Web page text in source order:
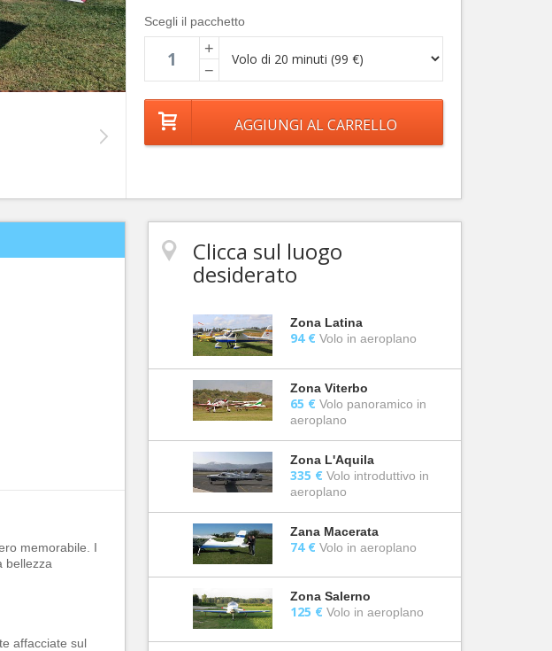
Scegli il pacchetto
+
−
memorabile. I
bellezza
affacciate sul
Clicca sul luogo
desiderato
Zona Latina
94 € Volo in aeroplano
Zona Viterbo
65 € Volo panoramico in
aeroplano
Zona L'Aquila
335 € Volo introduttivo in
aeroplano
Zana Macerata
74 € Volo in aeroplano
Zona Salerno
125 € Volo in aeroplano